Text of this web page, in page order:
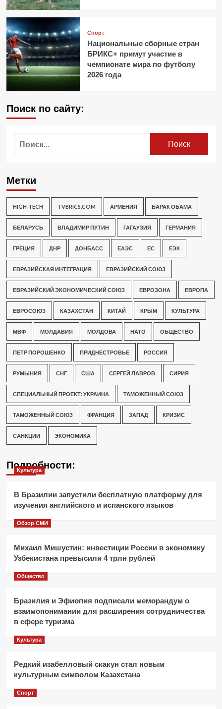
Спорт
Национальные сборные стран
БРИКС+ примут участие в
чемпионате мира по футболу
2026 года
Поиск по сайту:
Метки
HIGH-TECH TVBRICS.COM АРМЕНИЯ БАРАК ОБАМА
БЕЛАРУСЬ ВЛАДИМИР ПУТИН ГАГАУЗИЯ ГЕРМАНИЯ
ГРЕЦИЯ ДНР ДОНБАСС ЕАЭС ЕС ЕЭК
ЕВРАЗИЙСКАЯ ИНТЕГРАЦИЯ ЕВРАЗИЙСКИЙ СОЮЗ
ЕВРАЗИЙСКИЙ ЭКОНОМИЧЕСКИЙ СОЮЗ ЕВРОЗОНА ЕВРОПА
ЕВРОСОЮЗ КАЗАХСТАН КИТАЙ КРЫМ КУЛЬТУРА
МВФ МОЛДАВИЯ МОЛДОВА НАТО ОБЩЕСТВО
ПЕТР ПОРОШЕНКО ПРИДНЕСТРОВЬЕ РОССИЯ
РУМЫНИЯ СНГ США СЕРГЕЙ ЛАВРОВ СИРИЯ
СПЕЦИАЛЬНЫЙ ПРОЕКТ: УКРАИНА ТАМОЖЕННЫЙ СОЮЗ
ТАМОЖЕННЫЙ СОЮЗ ФРАНЦИЯ ЗАПАД КРИЗИС
САНКЦИИ ЭКОНОМИКА
Подробности:
Культура
В Бразилии запустили бесплатную платформу для
изучения английского и испанского языков
Обзор СМИ
Михаил Мишустин: инвестиции России в экономику
Узбекистана превысили 4 трлн рублей
Общество
Бразилия и Эфиопия подписали меморандум о
взаимопонимании для расширения сотрудничества
в сфере туризма
Культура
Редкий изабелловый скакун стал новым
культурным символом Казахстана
Спорт